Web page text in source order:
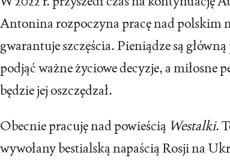
Antonina rozpoczyna pracę nad polskim
gwarantuje szczęścia. Pieniądze są
podjąć ważne życiowe decyzje, a
będzie jej oszczędzał.
Obecnie pracuję nad powieścią Westalki.
wywołany bestialską napaścią Rosji na